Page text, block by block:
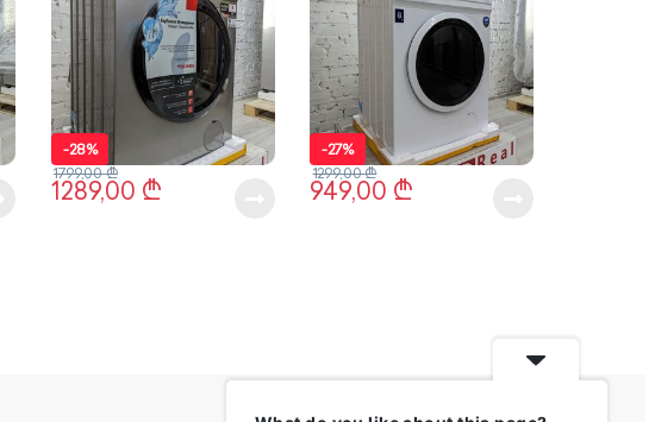
-28%
1289,00 ₾
1799,00₾
-27%
949,00 ₾
1299,00₾